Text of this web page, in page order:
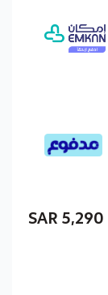
5,290 SAR